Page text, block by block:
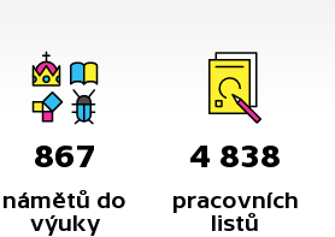
867
námětů do
výuky
4 838
pracovních
listů